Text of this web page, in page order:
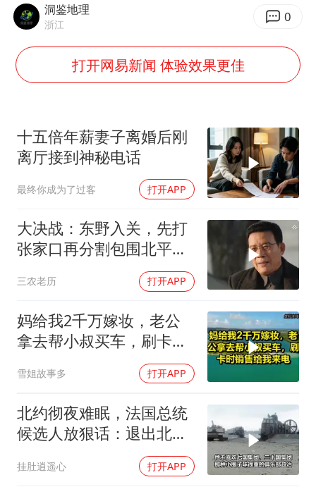
日韩股市高开跳水 SK海力士下挫转跌
台风白海豚最新路径研判来了
我国编制完成新版全月地质图
“深圳地面沉降致车辆损坏”不实
男子结婚8年发现3个女儿均非亲生
奋进开新局 实干挑大梁
洞鉴地理
浙江 0
打开网易新闻 体验效果更佳
十五倍年薪妻子离婚后刚
离厅接到神秘电话
最终你成为了过客 打开APP
大决战：东野入关，先打
张家口再分割包围北平，
三农老历 打开APP
妈给我2千万嫁妆，老公
拿去帮小叔买车，刷卡时
雪姐故事多 打开APP
北约彻夜难眠，法国总统
候选人放狠话：退出北
挂肚逍遥心 打开APP